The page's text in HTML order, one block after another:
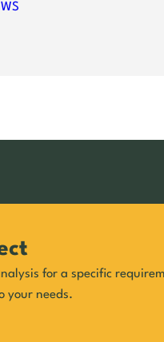
for a specific
your needs.